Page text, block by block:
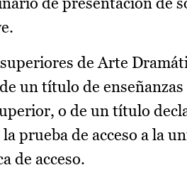
de Arte
un título de
o de un título
prueba de acceso a la
de acceso.